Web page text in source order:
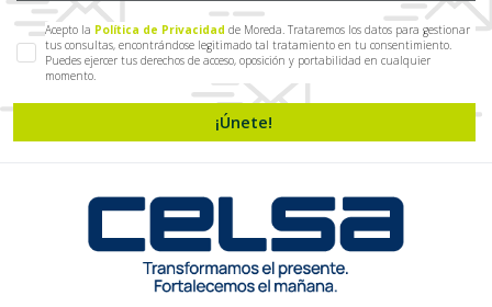
Acepto la Política de Privacidad de Moreda. Trataremos los datos para gestionar
tus consultas, encontrándose legitimado tal tratamiento en tu consentimiento.
Puedes ejercer tus derechos de acceso, oposición y portabilidad en cualquier
momento.
¡Únete!